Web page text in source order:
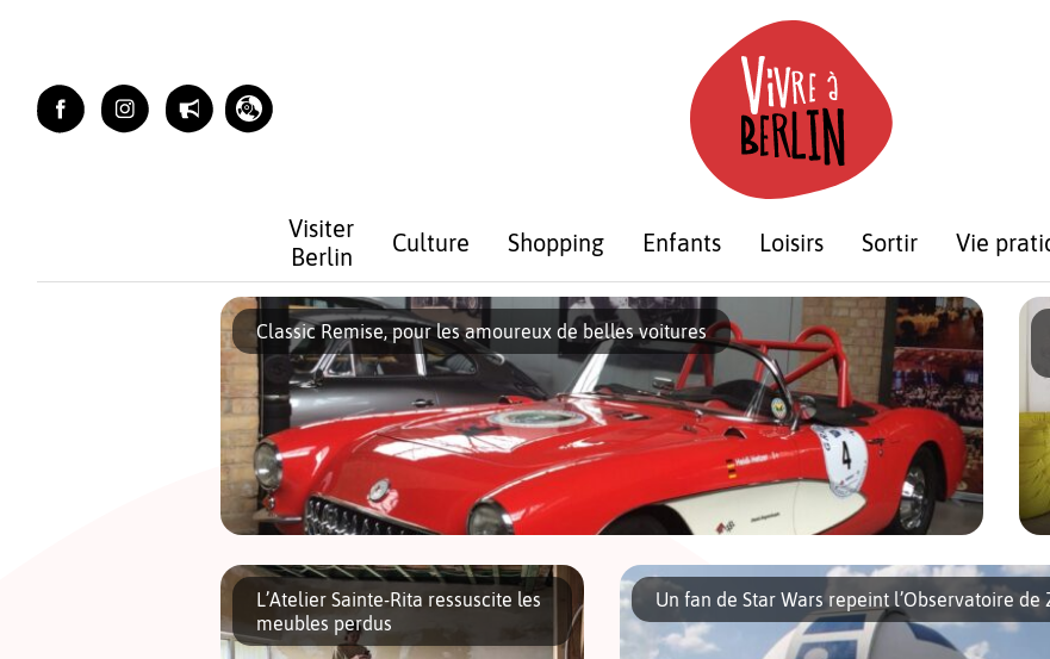
Visiter
Berlin
Culture Shopping Enfants Loisirs Sortir Vie
Classic Remise, pour les amoureux de belles voitures
Bonjour, je m’appelle Pierre, j’ai 10 ans et je vis à Berlin. Mes passions, ce sont les voitures de sport et le
karting. Aujourd´hui, je vous propose une super balade […]
L’Atelier Sainte-Rita ressuscite les
meubles perdus
Un fan de Star Wars repeint l’Observatoire de